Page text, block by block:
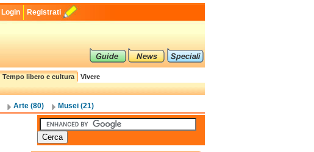
Login Registrati
Tempo libero e cultura Vivere
Arte (80) Musei (21)